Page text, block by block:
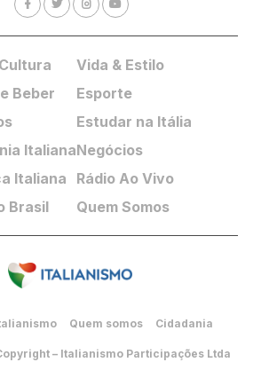
Beber
Italiana
Italiana
Brasil
Vida & Estilo
Esporte
Estudar na Itália
Negócios
Rádio Ao Vivo
Quem Somos
Quem somos Cidadania
– Italianismo Participações Ltda